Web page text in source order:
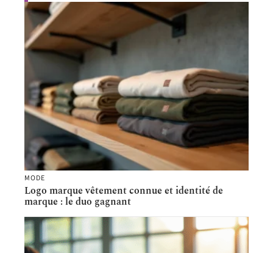
MODE
Logo marque vêtement connue et identité de
marque : le duo gagnant